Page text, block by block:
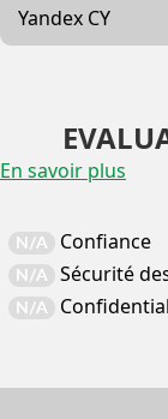
Yandex CY
En savoir plus
N/A Confiance
N/A Sécurité
N/A